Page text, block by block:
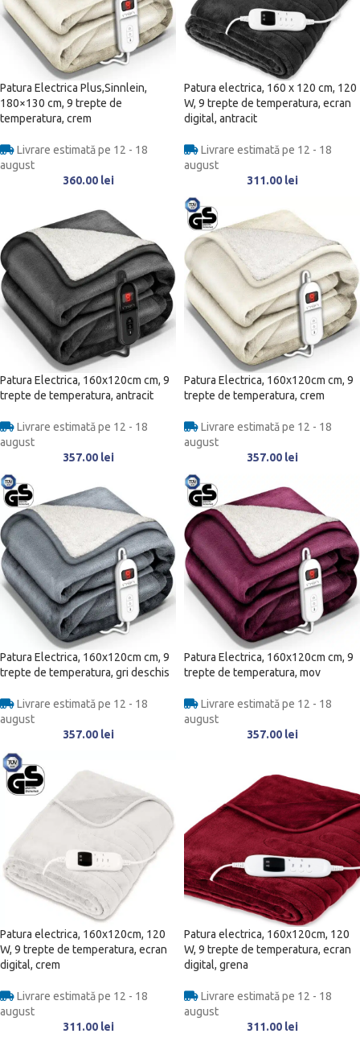
Patura Electrica Plus,Sinnlein,
180×130 cm, 9 trepte de
temperatura, crem
Livrare estimată pe 12 - 18
august
360.00 lei
Patura electrica, 160 x 120 cm, 120
W, 9 trepte de temperatura, ecran
digital, antracit
Livrare estimată pe 12 - 18
august
311.00 lei
Patura Electrica, 160x120cm cm, 9
trepte de temperatura, antracit
Livrare estimată pe 12 - 18
august
357.00 lei
Patura Electrica, 160x120cm cm, 9
trepte de temperatura, crem
Livrare estimată pe 12 - 18
august
357.00 lei
Patura Electrica, 160x120cm cm, 9
trepte de temperatura, gri deschis
Livrare estimată pe 12 - 18
august
357.00 lei
Patura Electrica, 160x120cm cm, 9
trepte de temperatura, mov
Livrare estimată pe 12 - 18
august
357.00 lei
Patura electrica, 160x120cm, 120
W, 9 trepte de temperatura, ecran
digital, crem
Livrare estimată pe 12 - 18
august
311.00 lei
Patura electrica, 160x120cm, 120
W, 9 trepte de temperatura, ecran
digital, grena
Livrare estimată pe 12 - 18
august
311.00 lei